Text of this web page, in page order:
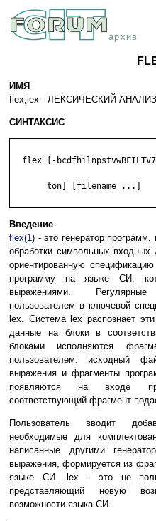
архив
ИМЯ
flex,lex - ЛЕКСИЧЕСКИЙ
СИНТАКСИС
flex [-
       ton] [filename ...]
Введение
flex(1) - это генератор
обработки символьных
ориентированную
программу на языке СИ,
выражениями.
пользователем в ключевой
lex. Система lex распознает
данные на блоки в
блоками исполняются
пользователем. исходный
выражения и фрагменты
появляются на входе
соответствующий фрагмент
Пользователь вводит
необходимые для
написанные другими
выражения, формируется из
языке СИ. lex - это не
представляющий новую
возможности языка СИ.